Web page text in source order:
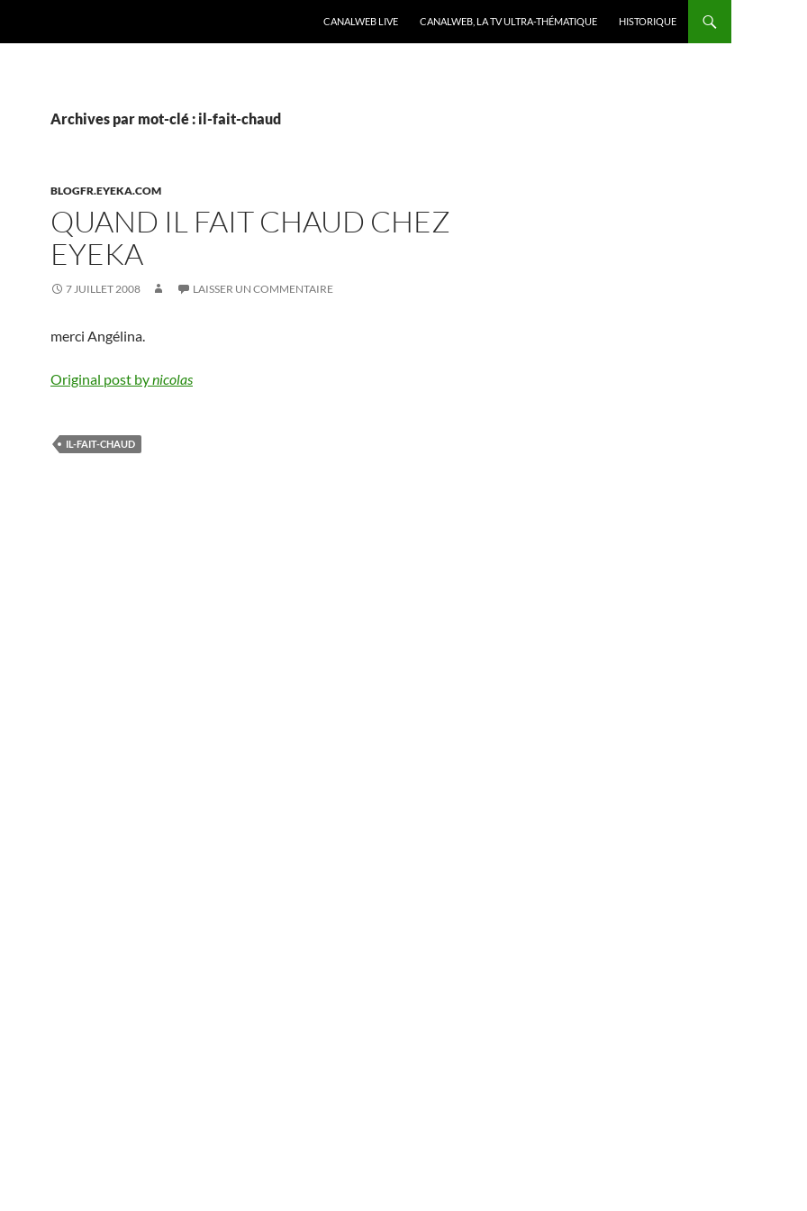
CANALWEB LIVE CANALWEB, LA TV ULTRA-THÉMATIQUE HISTORIQUE
Archives par mot-clé : il-fait-chaud
BLOGFR.EYEKA.COM
QUAND IL FAIT CHAUD CHEZ
EYEKA
7 JUILLET 2008 LAISSER UN COMMENTAIRE
merci Angélina.
Original post bynicolas
IL-FAIT-CHAUD